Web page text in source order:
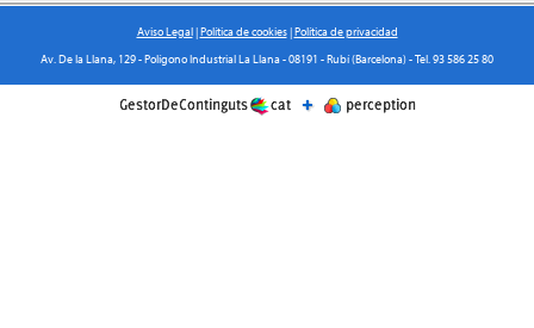
Aviso Legal|Política de cookies|Política de privacidad
Av. De la Llana, 129 - Polígono Industrial La Llana - 08191 - Rubí (Barcelona) - Tel. 93 586 25 80